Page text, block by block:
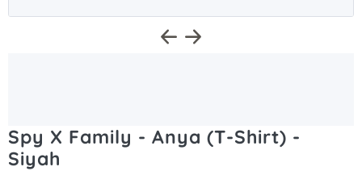
Spy X Family - Anya (T-Shirt) -
Siyah